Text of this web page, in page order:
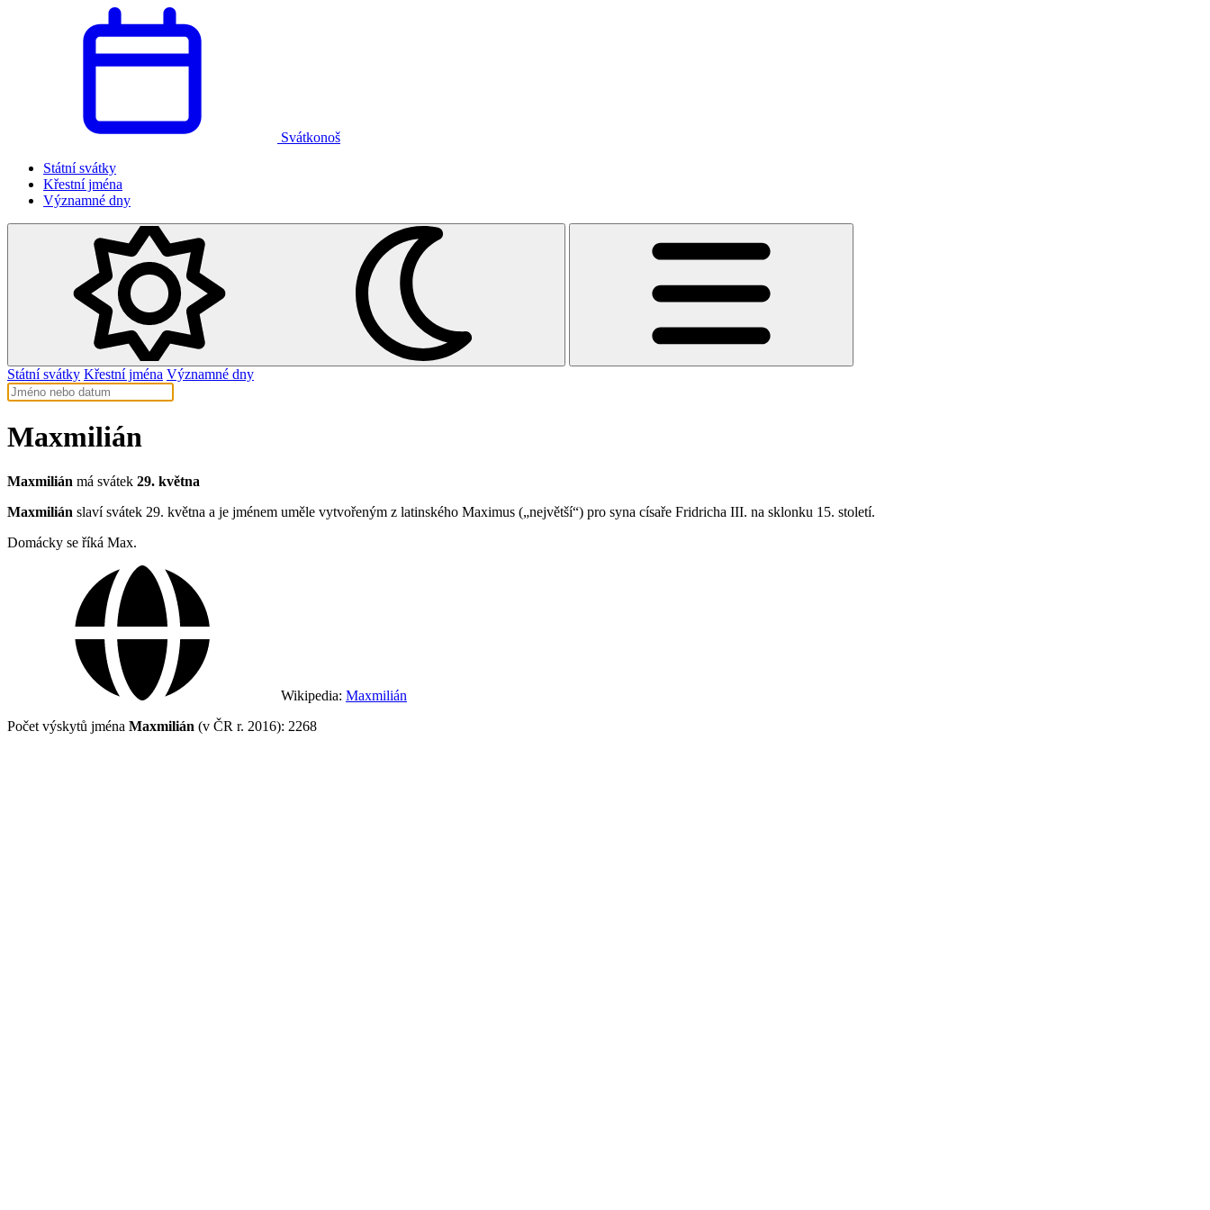
Svátkonoš
Státní svátky
Křestní jména
Významné dny
Státní svátky Křestní jména Významné dny
Maxmilián
Maxmilián má svátek 29. května
Maxmilián slaví svátek 29. května a je jménem uměle vytvořeným z latinského Maximus („největší“) pro syna císaře Fridricha III. na sklonku 15. století.
Domácky se říká Max.
Wikipedia: Maxmilián
Počet výskytů jména Maxmilián (v ČR r. 2016): 2268